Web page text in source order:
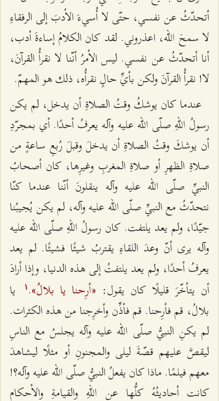
أتحدّثُ عن نفسي، حتّى لا أُسيءَ الأدبَ إلى الرفقاءِ
لا سمحَ الله، اعذروني. لقد كان الكلامُ إساءةَ أدب،
أنا أتحدّثُ عن نفسي. ليس الأمرُ أنّنا لا نقرأُ القرآنَ،
لا! نقرأُ القرآنَ ولكن بأيِّ حالٍ نقرأُه، ذلك هو المهمّ.
عندما كان يوشكُ وقتُ الصلاةِ أن يدخل، لم يكن
رسولُ اللهِ صلّى الله عليه وآله يعرفُ أحدًا. أي بمجرّدِ
أن يوشكَ وقتُ الصلاةِ أن يدخلَ وقبلَ رُبعِ ساعةٍ من
صلاةِ الظهرِ أو صلاةِ المغربِ وغيرِها، كان أصحابُ
النبيِّ صلّى الله عليه وآله ينقلونَ أنّنا عندما كنّا
نتحدّثُ مع النبيِّ صلّى الله عليه وآله، لم يكن يُجيبُنا
جيّدًا، ولم يعد يلتفت. كان رسولُ اللهِ صلّى الله عليه
وآله يرى أنّ وعدَ اللقاءِ يقتربُ شيئًا فشيئًا. لم يعد
يعرفُ أحدًا، ولم يعد يلتفتُ إلى هذه الدنيا، وإذا أرادَ
أن يتأخّرَ قليلًا كان يقول: «أرِحنا يا بلالُ». ۱
يا
بلالُ، قم فأرِحنا. قم فأذِّن وأخرِجنا من هذه الكثرات.
لم يكنِ النبيُّ صلّى الله عليه وآله يجلسُ مع الناسِ
ليقصَّ عليهم قصّةَ ليلى والمجنونِ أو مثلًا ليشاهدَ
معهم فيلمًا. ماذا كان يفعلُ النبيُّ صلّى الله عليه وآله؟!
كانت أحاديثُهُ كلُّها عن اللهِ والقيامةِ والأحكامِ